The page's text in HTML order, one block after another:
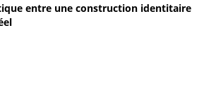
entre une construction identitaire